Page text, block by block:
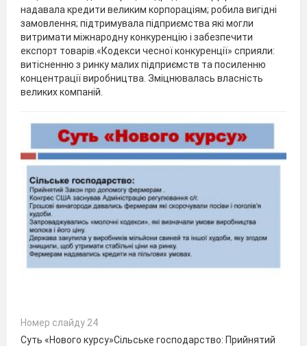
надавала кредити великим корпораціям; робила вигідні
замовлення; підтримувала підприємства які могли
витримати міжнародну конкуренцію і забезпечити
експорт товарів.«Кодекси чесної конкуренції» сприяли:
витісненню з ринку малих підприємств та посиленню
концентрації виробництва. Зміцнювалась власність
великих компаній.
Номер слайду 24
Суть «Нового курсу»Сільське господарство: Прийнятий